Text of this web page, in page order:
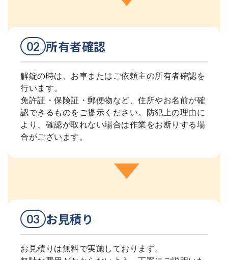
所有者確認
解錠の時は、お車またはご依頼主の所有者確認を
行います。
免許証・保険証・郵便物など、住所やお名前が確
認できるものをご提示ください。防犯上の理由に
より、確認が取れない場合は作業をお断りする場
合がございます。
お見積り
お見積りは無料で実施しております。